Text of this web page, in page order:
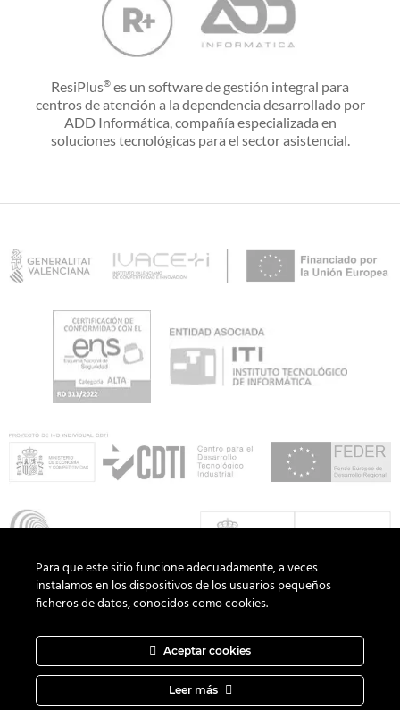
ResiPlus® es un software de gestión integral para
centros de atención a la dependencia desarrollado por
ADD Informática, compañía especializada en
soluciones tecnológicas para el sector asistencial.
ADD Informática· Todos los derechos
reservados.Política de Privacidad|Aviso Legal|Política de Cookies
Canal del Informante|Diseño web
Para que este sitio funcione adecuadamente, a veces
instalamos en los dispositivos de los usuarios pequeños
ficheros de datos, conocidos como cookies.
Aceptar cookies
Leer más